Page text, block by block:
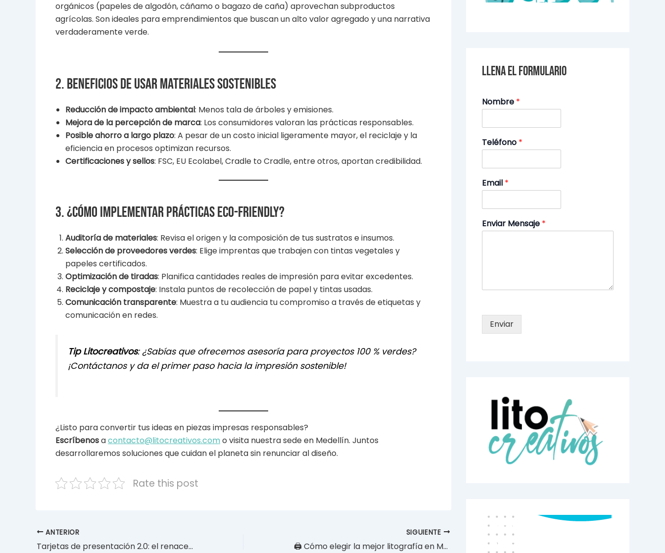
orgánicos (papeles de algodón, cáñamo o bagazo de caña) aprovechan subproductos
agrícolas. Son ideales para emprendimientos que buscan un alto valor agregado y una narrativa
verdaderamente verde.
2. Beneficios de usar materiales sostenibles
Reducción de impacto ambiental: Menos tala de árboles y emisiones.
Mejora de la percepción de marca: Los consumidores valoran las prácticas responsables.
Posible ahorro a largo plazo: A pesar de un costo inicial ligeramente mayor, el reciclaje y la
eficiencia en procesos optimizan recursos.
Certificaciones y sellos: FSC, EU Ecolabel, Cradle to Cradle, entre otros, aportan credibilidad.
3. ¿Cómo implementar prácticas eco-friendly?
Auditoría de materiales: Revisa el origen y la composición de tus sustratos e insumos.
Selección de proveedores verdes: Elige imprentas que trabajen con tintas vegetales y
papeles certificados.
Optimización de tiradas: Planifica cantidades reales de impresión para evitar excedentes.
Reciclaje y compostaje: Instala puntos de recolección de papel y tintas usadas.
Comunicación transparente: Muestra a tu audiencia tu compromiso a través de etiquetas y
comunicación en redes.
Tip Litocreativos: ¿Sabías que ofrecemos asesoría para proyectos 100 % verdes?
¡Contáctanos y da el primer paso hacia la impresión sostenible!
¿Listo para convertir tus ideas en piezas impresas responsables?
Escríbenosacontacto@litocreativos.como visita nuestra sede en Medellín. Juntos
desarrollaremos soluciones que cuidan el planeta sin renunciar al diseño.
Rate this post
ANTERIOR
Tarjetas de presentación 2.0: el renacer del networking con NFC y diseños premium
SIGUIENTE
🖨️ Cómo elegir la mejor litografía en Medellín para tus proyectos impresos
Llena el formulario
Nombre *
Teléfono *
Email *
Enviar Mensaje *
Enviar